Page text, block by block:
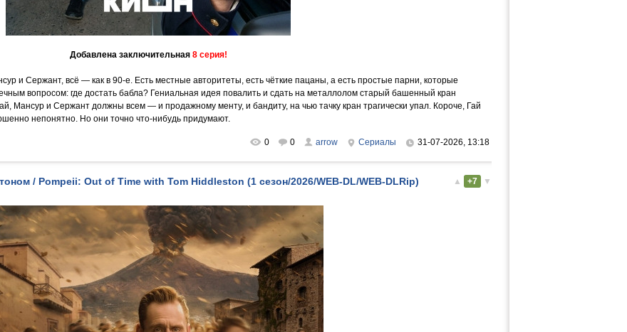
Добавлена заключительная 8 серия!
и Сержант, всё — как в 90-е. Есть местные авторитеты, есть чёткие пацаны, а есть простые парни, которые
вопросом: где достать бабла? Гениальная идея повалить и сдать на металлолом старый башенный кран
Мансур и Сержант должны всем — и продажному менту, и бандиту, на чью тачку кран трагически упал. Короче, Гай
непонятно. Но они точно что-нибудь придумают.
0 0 arrow Сериалы 31-07-2026, 13:18
▲ +7 ▼
/ Pompeii: Out of Time with Tom Hiddleston (1 сезон/2026/WEB-DL/WEB-DLRip)